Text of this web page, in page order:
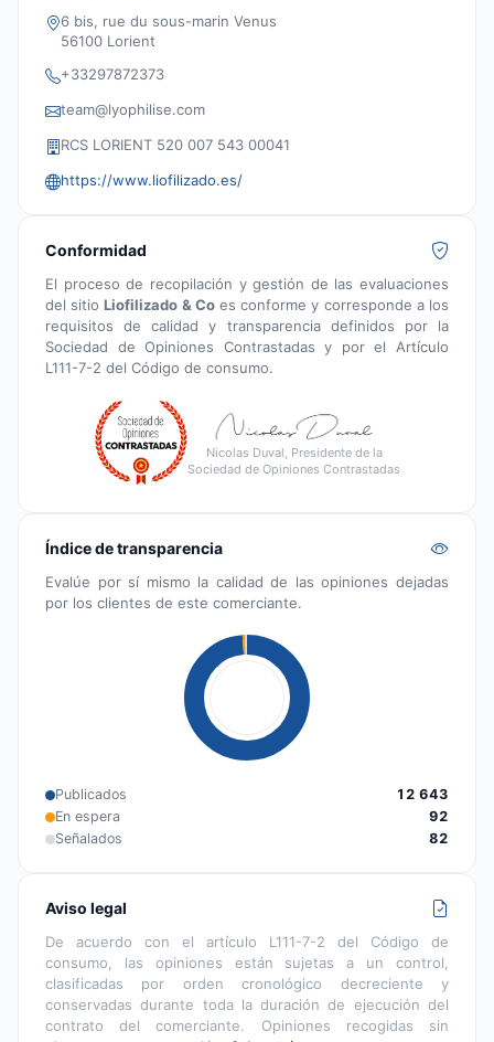
6 bis, rue du sous-marin Venus
56100 Lorient
+33297872373
team@lyophilise.com
RCS LORIENT 520 007 543 00041
https://www.liofilizado.es/
Conformidad
El proceso de recopilación y gestión de las evaluaciones
del sitioLiofilizado & Coes conforme y corresponde a los
requisitos de calidad y transparencia definidos por la
Sociedad de Opiniones Contrastadas y por el Artículo
L111-7-2 del Código de consumo.
Nicolas Duval, Presidente de la
Sociedad de Opiniones Contrastadas
Índice de transparencia
Evalúe por sí mismo la calidad de las opiniones dejadas
por los clientes de este comerciante.
Publicados
12 643
En espera
92
Señalados
82
Aviso legal
De acuerdo con el artículo L111-7-2 del Código de
consumo, las opiniones están sujetas a un control,
clasificadas por orden cronológico decreciente y
conservadas durante toda la duración de ejecución del
contrato del comerciante. Opiniones recogidas sin